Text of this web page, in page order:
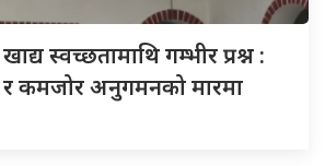
खाद्य स्वच्छतामाथि गम्भीर प्रश्न :
र कमजोर अनुगमनको मारमा